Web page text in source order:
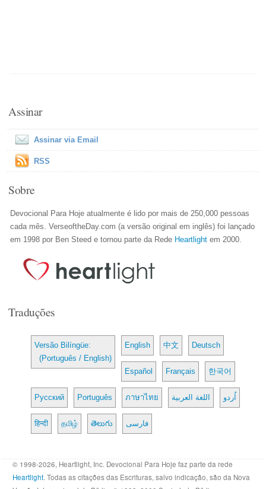
Assinar
Assinar via Email
RSS
Sobre
Devocional Para Hoje atualmente é lido por mais de 250,000 pessoas
cada mês. VerseoftheDay.com (a versão original em inglês) foi lançado
em 1998 por Ben Steed e tornou parte da Rede Heartlight em 2000.
Traduções
Versão Bilíngüe:
(Português / English)
English 中文 Deutsch
Español Français 한국어
Русский Português ภาษาไทย اللغة العربية اُردو
हिन्दी தமிழ் తెలుగు فارسی
© 1998-2026, Heartlight, Inc. Devocional Para Hoje faz parte da rede
Heartlight. Todas as citações das Escrituras, salvo indicação, são da Nova